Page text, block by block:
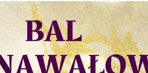
Rada rodziców
Biblioteka
Stołówka